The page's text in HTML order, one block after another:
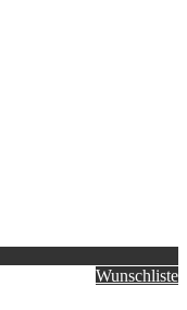
Wunschliste